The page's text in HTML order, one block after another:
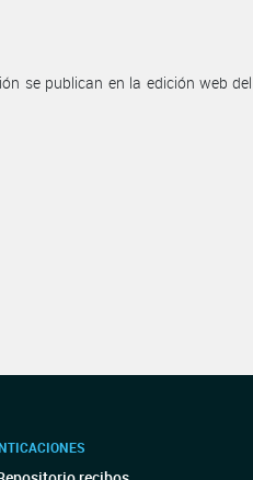
se publican en la edición web del